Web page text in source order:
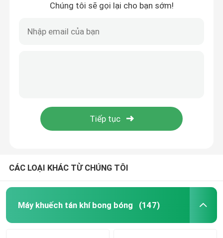
Chúng tôi sẽ gọi lại cho bạn sớm!
CÁC LOẠI KHÁC TỪ CHÚNG TÔI
Máy khuếch tán khí bong bóng (147)